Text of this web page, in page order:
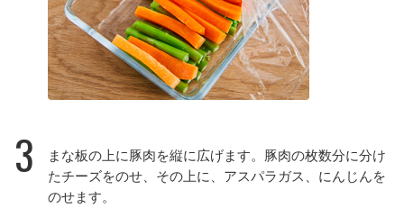
3
まな板の上に豚肉を縦に広げます。豚肉の枚数分に分け
たチーズをのせ、その上に、アスパラガス、にんじんを
のせます。